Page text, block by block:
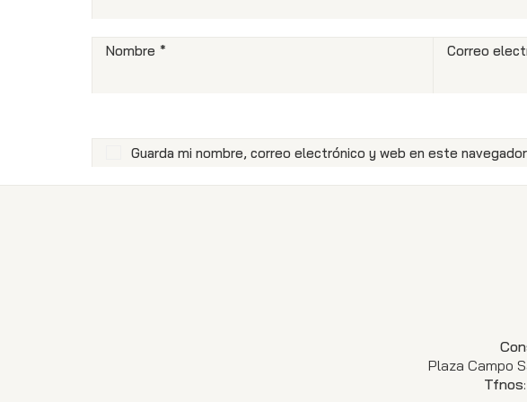
Nombre * Correo
Guarda mi nombre, correo electrónico y web en este
Plaza Campo
Tfnos: